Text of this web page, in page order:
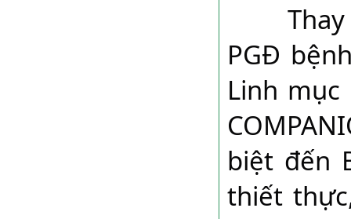
	Thay mặt Bệnh viện, BSCKI Trịnh Minh Toàn-
PGĐ
Linh mục
biệt đến
thiết